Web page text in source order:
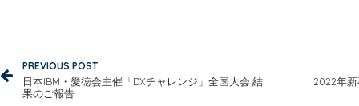
PREVIOUS POST
日本IBM・愛徳会主催「DXチャレンジ」全国大会 結
果のご報告
2022年